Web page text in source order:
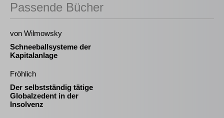
Passende Bücher
von Wilmowsky
Schneeballsysteme der
Kapitalanlage
Fröhlich
Der selbstständig tätige
Globalzedent in der
Insolvenz